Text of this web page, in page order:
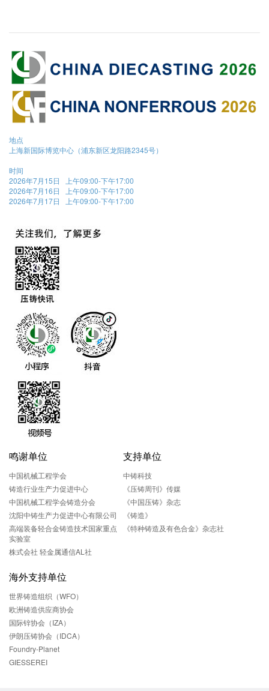
地点
上海新国际博览中心（浦东新区龙阳路2345号）
时间
2026年7月15日 上午09:00-下午17:00
2026年7月16日 上午09:00-下午17:00
2026年7月17日 上午09:00-下午17:00
鸣谢单位
中国机械工程学会
铸造行业生产力促进中心
中国机械工程学会铸造分会
沈阳中铸生产力促进中心有限公司
高端装备轻合金铸造技术国家重点
实验室
株式会社 轻金属通信AL社
支持单位
中铸科技
《压铸周刊》传媒
《中国压铸》杂志
《铸造》
《特种铸造及有色合金》杂志社
海外支持单位
世界铸造组织（WFO）
欧洲铸造供应商协会
国际锌协会（IZA）
伊朗压铸协会（IDCA）
Foundry-Planet
GIESSEREI